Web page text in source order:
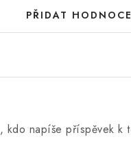
PŘIDAT
kdo napíše příspěvek k